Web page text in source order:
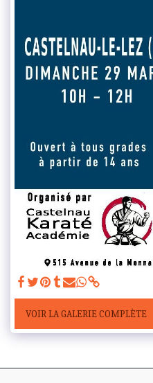
VOIR LA GALERIE COMPLÈTE